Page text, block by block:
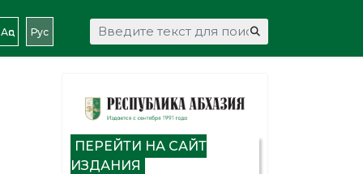
Аԥс Рус Искать...
ПЕРЕЙТИ НА САЙТ
ИЗДАНИЯ